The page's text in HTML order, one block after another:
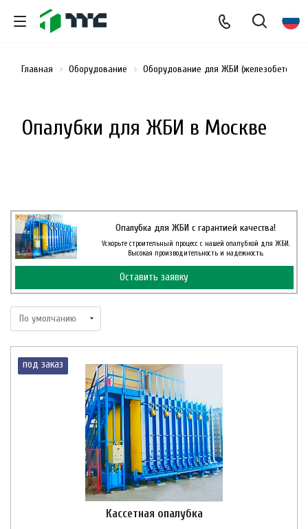
Опалубки для ЖБИ в Москве
Главная Оборудование Оборудование для ЖБИ
Опалубка для ЖБИ с гарантией качества!
Ускорьте строительный процесс с нашей опалубкой для ЖБИ.
Высокая производительность и надежность.
Оставить заявку
под заказ
Кассетная опалубка